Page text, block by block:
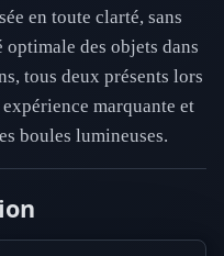
en toute clarté, sans
des objets dans
tous deux présents lors
marquante et
boules lumineuses.